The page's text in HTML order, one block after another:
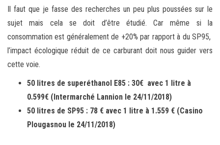
Il faut que je fasse des recherches un peu plus poussées sur le
sujet mais cela se doit d’être étudié. Car même si la
consommation est généralement de +20% par rapport à du SP95,
l’impact écologique réduit de ce carburant doit nous guider vers
cette voie.
50 litres de superéthanol E85 : 30€ avec 1 litre à
0.599€ (Intermarché Lannion le 24/11/2018)
50 litres de SP95 : 78 € avec 1 litre à 1.559 € (Casino
Plougasnou le 24/11/2018)